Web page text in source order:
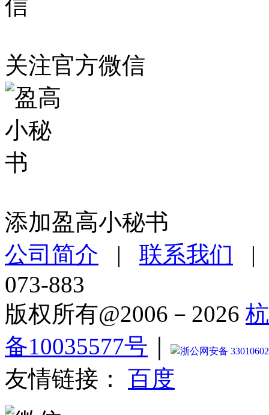
关注官方微信
添加盈高小秘书
公司简介 | 联系我们
073-883
版权所有@2006－2026
备10035577号
浙公网安备
友情链接： 百度